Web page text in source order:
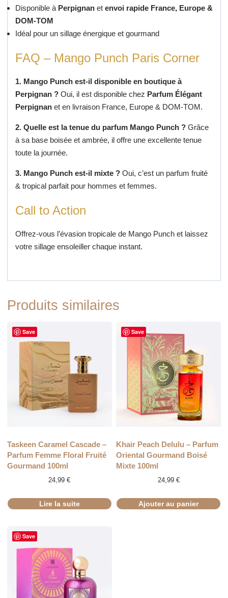
Disponible à Perpignanet envoi rapide France, Europe &
DOM-TOM
Idéal pour un sillage énergique et gourmand
FAQ – Mango Punch Paris Corner
1. Mango Punch est-il disponible en boutique à
Perpignan ?Oui, il est disponible chez Parfum Élégant
Perpignanet en livraison France, Europe & DOM-TOM.
2. Quelle est la tenue du parfum Mango Punch ?Grâce
à sa base boisée et ambrée, il offre une excellente tenue
toute la journée.
3. Mango Punch est-il mixte ?Oui, c’est un parfum fruité
& tropical parfait pour hommes et femmes.
Call to Action
Offrez-vous l’évasion tropicale de Mango Punch et laissez
votre sillage ensoleiller chaque instant.
Produits similaires
Save
RUPTURE
Taskeen Caramel Cascade –
Parfum Femme Floral Fruité
Gourmand 100ml
24,99€
Lire la suite
Save
Khair Peach Delulu – Parfum
Oriental Gourmand Boisé
Mixte 100ml
24,99 €
Ajouter au panier
Save